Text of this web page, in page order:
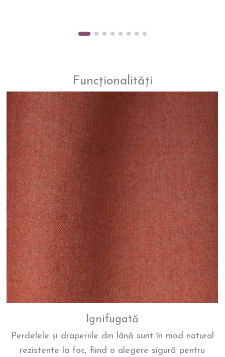
Funcționalități
Ignifugată
Perdelele și draperiile din lână sunt în mod natural
rezistente la foc, fiind o alegere sigură pentru